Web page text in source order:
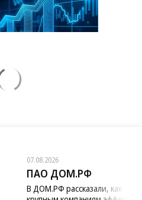
07.08.2026
ПАО ДОМ.РФ
В ДОМ.РФ рассказали, как